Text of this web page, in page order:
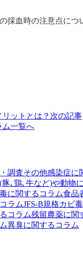
採血時の注意点につ
ットとは？ 次の記事
ム一覧へ
調査その他感染症に
豚､鶏､牛など)や動物
に関するコラム食品
ラムJFS-B規格カビ毒
コラム残留農薬に関
異臭に関するコラム